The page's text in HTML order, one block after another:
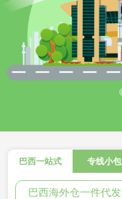
巴西一站式 专线小包
巴西海外仓一件代发